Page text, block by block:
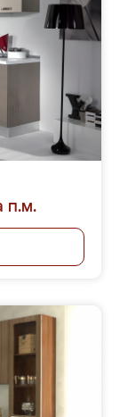
п.м.